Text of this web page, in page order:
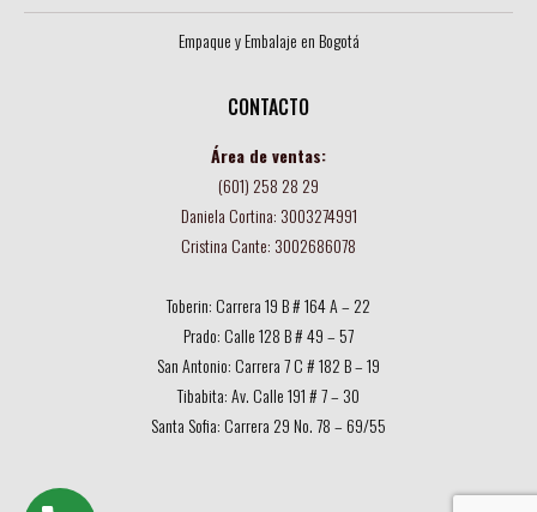
Empaque y Embalaje en Bogotá
CONTACTO
Área de ventas:
(601) 258 28 29
Daniela Cortina: 3003274991
Cristina Cante: 3002686078
Toberin: Carrera 19 B # 164 A – 22
Prado: Calle 128 B # 49 – 57
San Antonio: Carrera 7 C # 182 B – 19
Tibabita: Av. Calle 191 # 7 – 30
Santa Sofia: Carrera 29 No. 78 – 69/55